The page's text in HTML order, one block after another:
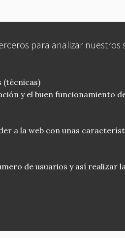
para analizar
(técnicas)
y el buen funcionamiento
a la web con unas
de usuarios y así realizar